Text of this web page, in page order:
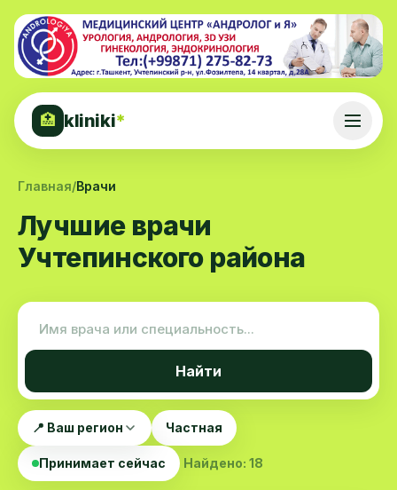
🏥 kliniki*
Главная/Врачи
Лучшие врачи
Учтепинского района
Найти
📍 Ваш регион Частная
Принимает сейчас Найдено: 18